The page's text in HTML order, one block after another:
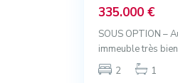
335.000 €
SOUS OPTION –
immeuble très
2
1